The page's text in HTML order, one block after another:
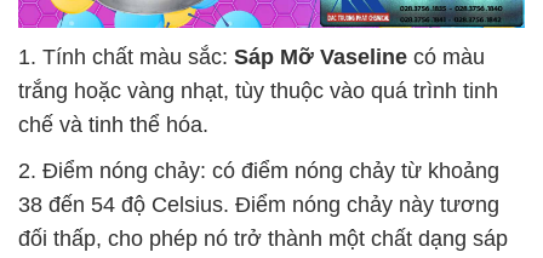
1. Tính chất màu sắc: Sáp Mỡ Vaseline có màu
trắng hoặc vàng nhạt, tùy thuộc vào quá trình tinh
chế và tinh thể hóa.
2. Điểm nóng chảy: có điểm nóng chảy từ khoảng
38 đến 54 độ Celsius. Điểm nóng chảy này tương
đối thấp, cho phép nó trở thành một chất dạng sáp